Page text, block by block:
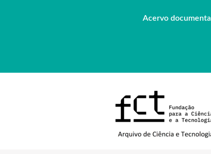
Acervo documental